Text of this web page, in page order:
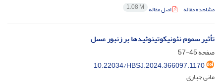
مشاهده مقاله اصل مقاله 1.08 M
تأثیر سموم نئونیکوتینوئیدها بر زنبور عسل
صفحه45-57
10.22034/HBSJ.2024.366097.1170
مانی جباری